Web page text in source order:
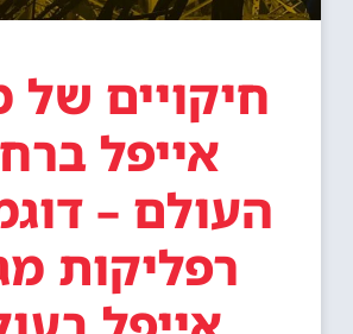
חיקויים של
אייפל
העולם –
רפליקות